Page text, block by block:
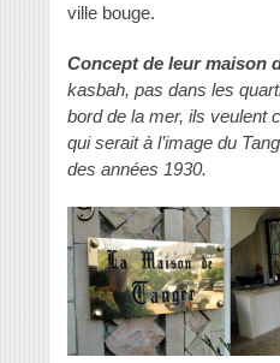
ville bouge.
Concept de leur maison
kasbah, pas dans les
bord de la mer, ils veulent
qui serait à l’image du
des années 1930.